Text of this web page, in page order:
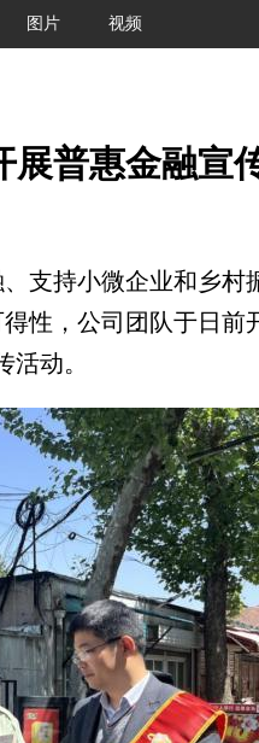
图片 视频
展普惠金融宣
持小微企业和乡村
性，公司团队于日前
动。